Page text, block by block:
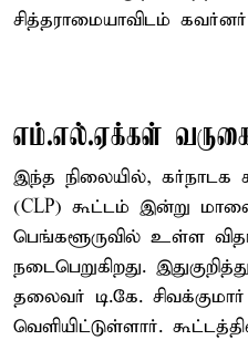
சித்தராமையாவிடம்
எம்.எல்.ஏக்கள்
இந்த நிலையில், கர்நாடக
(CLP) கூட்டம் இன்று
பெங்களூருவில் உள்ள
நடைபெறுகிறது.
தலைவர் டி.கே. சிவக்குமார்
வெளியிட்டுள்ளார்.